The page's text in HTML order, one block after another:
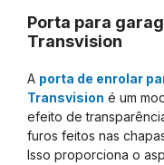
Porta para
Transvision
A porta de enrolar
Transvision é um
efeito de
furos feitos nas
Isso proporciona o